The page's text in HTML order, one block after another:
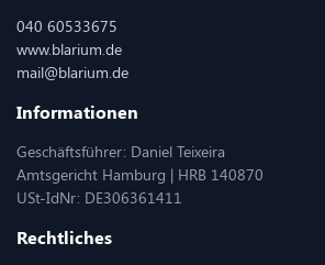
040 60533675
www.blarium.de
mail@blarium.de
Informationen
Geschäftsführer: Daniel Teixeira
Amtsgericht Hamburg | HRB 140870
USt-IdNr: DE306361411
Rechtliches